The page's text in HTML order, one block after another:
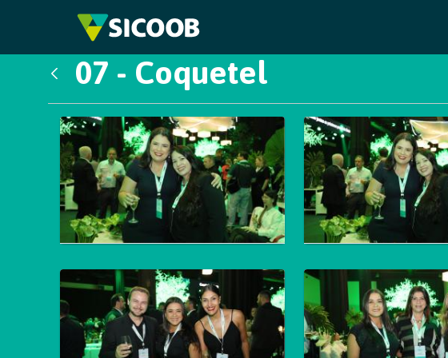
Pular para o Conteúdo principal
07 - Coquetel
Galeria de Mídias